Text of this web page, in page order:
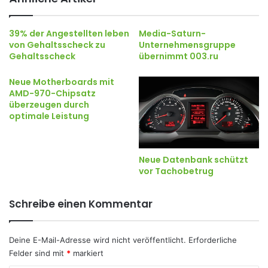
39% der Angestellten leben
von Gehaltsscheck zu
Gehaltsscheck
Media-Saturn-
Unternehmensgruppe
übernimmt 003.ru
Neue Motherboards mit
AMD-970-Chipsatz
überzeugen durch
optimale Leistung
Neue Datenbank schützt
vor Tachobetrug
Schreibe einen Kommentar
Deine E-Mail-Adresse wird nicht veröffentlicht. Erforderliche
Felder sind mit * markiert